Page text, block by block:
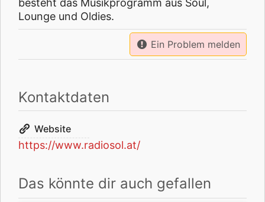
besteht das Musikprogramm aus Soul,
Lounge und Oldies.
Ein Problem melden
Kontaktdaten
Website
https://www.radiosol.at/
Das könnte dir auch gefallen